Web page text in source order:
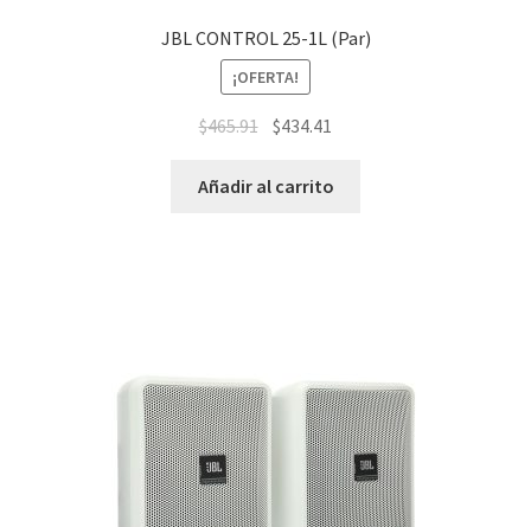
JBL CONTROL 25-1L (Par)
¡OFERTA!
$465.91 $434.41
Añadir al carrito